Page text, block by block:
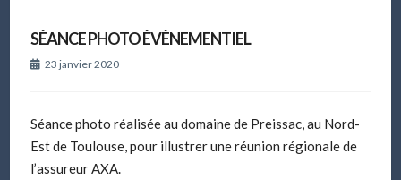
SÉANCE PHOTO ÉVÉNEMENTIEL
23 janvier 2020
Séance photo réalisée au domaine de Preissac, au Nord-
Est de Toulouse, pour illustrer une réunion régionale de
l’assureur AXA.